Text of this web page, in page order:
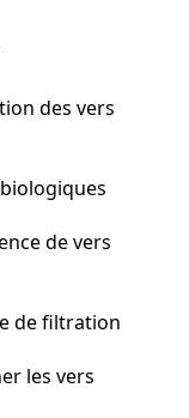
des vers
de vers
de filtration
les vers